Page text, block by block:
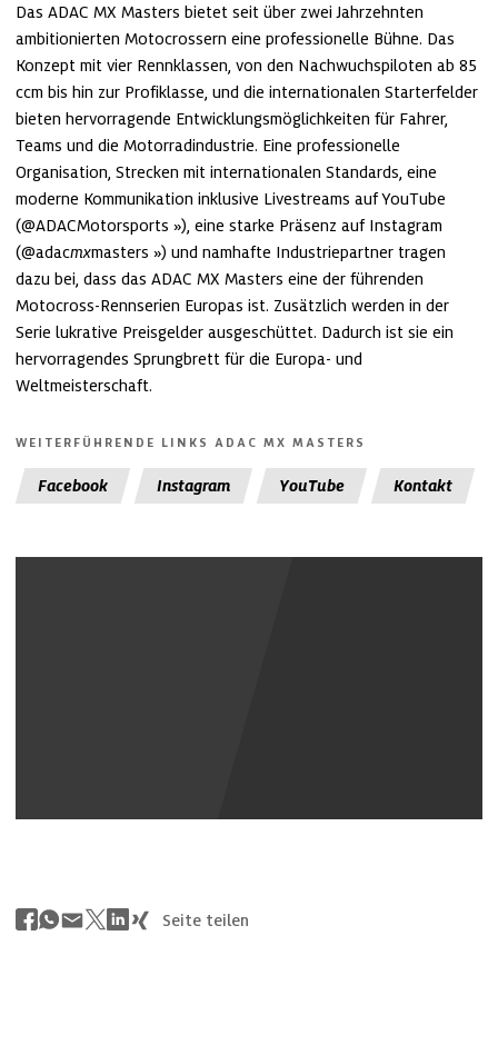
Das ADAC MX Masters bietet seit über zwei Jahrzehnten
ambitionierten Motocrossern eine professionelle Bühne. Das
Konzept mit vier Rennklassen, von den Nachwuchspiloten ab 85
ccm bis hin zur Profiklasse, und die internationalen Starterfelder
bieten hervorragende Entwicklungsmöglichkeiten für Fahrer,
Teams und die Motorradindustrie. Eine professionelle
Organisation, Strecken mit internationalen Standards, eine
moderne Kommunikation inklusive Livestreams auf YouTube
(@ADACMotorsports
), eine starke Präsenz auf Instagram
(@adacmxmasters
) und namhafte Industriepartner tragen
dazu bei, dass das ADAC MX Masters eine der führenden
Motocross-Rennserien Europas ist. Zusätzlich werden in der
Serie lukrative Preisgelder ausgeschüttet. Dadurch ist sie ein
hervorragendes Sprungbrett für die Europa- und
Weltmeisterschaft.
WEITERFÜHRENDE LINKS ADAC MX MASTERS
Facebook Instagram YouTube Kontakt
Seite teilen